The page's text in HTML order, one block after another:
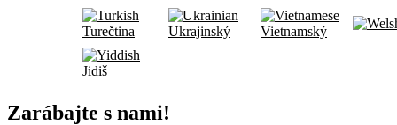
Turečtina Ukrajinský Vietnamský
Jidiš
Zarábajte s nami!